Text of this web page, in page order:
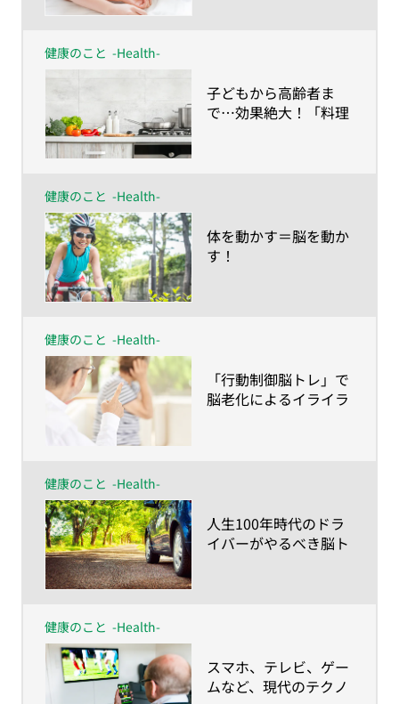
健康のこと -Health-
​子どもから高齢者ま
で…効果絶大！「料理
健康のこと -Health-
​体を動かす＝脳を動か
す！
健康のこと -Health-
​「行動制御脳トレ」で
脳老化によるイライラ
健康のこと -Health-
​人生100年時代のドラ
イバーがやるべき脳ト
健康のこと -Health-
​スマホ、テレビ、ゲー
ムなど、現代のテクノ